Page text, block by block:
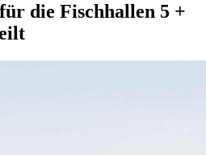
die Fischhallen 5 +